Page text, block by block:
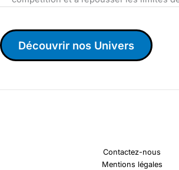
Découvrir nos Univers
Contactez-nous
Mentions légales